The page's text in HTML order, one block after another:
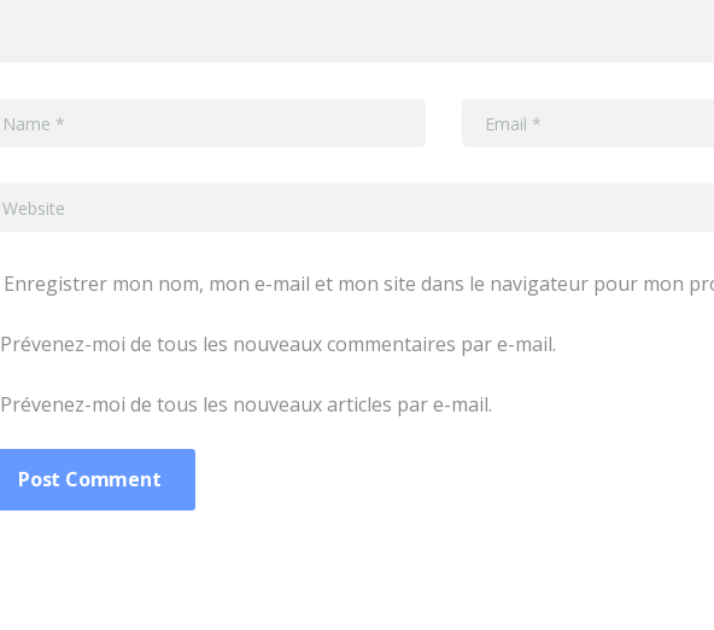
Enregistrer mon nom, mon e-mail et mon site dans le navigateur pour mon
Prévenez-moi de tous les nouveaux commentaires par e-mail.
Prévenez-moi de tous les nouveaux articles par e-mail.